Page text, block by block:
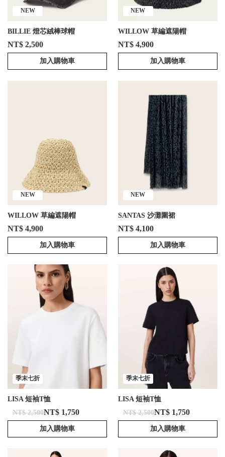
NEW
BILLIE 燈芯絨棒球帽
NT$ 2,500
加入購物車
NEW
WILLOW 草編遮陽帽
NT$ 4,900
加入購物車
NEW
WILLOW 草編遮陽帽
NT$ 4,900
加入購物車
NEW
SANTAS 沙灘圍裙
NT$ 4,100
加入購物車
季末七折
LISA 短袖T恤
NT$ 2,500NT$ 1,750
加入購物車
季末七折
LISA 短袖T恤
NT$ 2,500NT$ 1,750
加入購物車